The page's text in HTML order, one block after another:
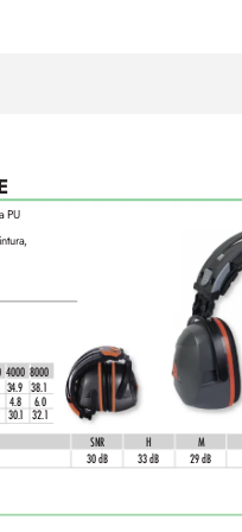
PU
SNR H M
30 dB 33 dB 29 dB
4000 8000
34.9
38.1
4.8 6.0
30.1 32.1